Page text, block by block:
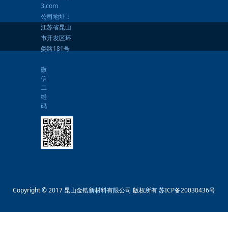
3.com
公司地址：
江苏省昆山
市开发区环
娄路181号
微
信
二
维
码
Copyright © 2017 昆山金锆新材料有限公司 版权所有苏ICP备20030436号